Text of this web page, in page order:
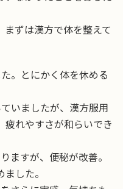
ずは漢方で体を整えて
。とにかく体を休める
いましたが、漢方服用
れやすさが和らいでき
ますが、便秘が改善。
した。